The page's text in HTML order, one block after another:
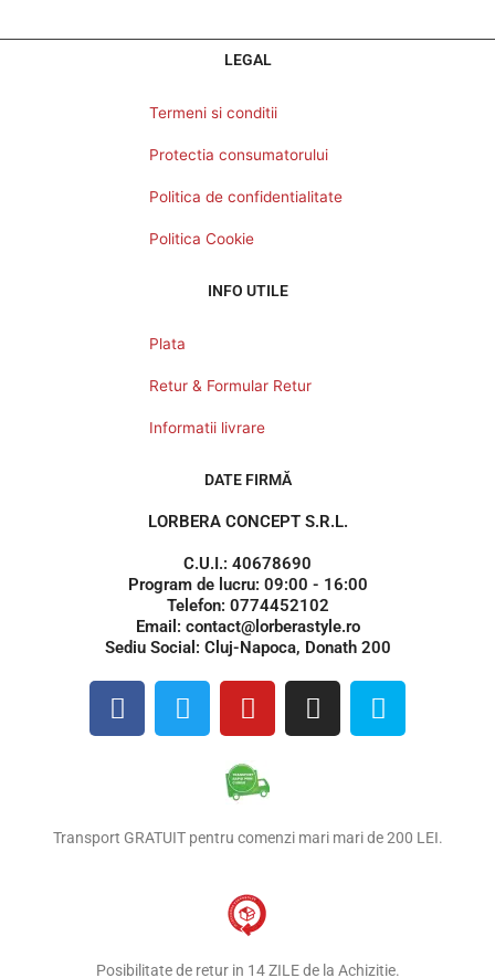
LEGAL
Termeni si conditii
Protectia consumatorului
Politica de confidentialitate
Politica Cookie
INFO UTILE
Plata
Retur & Formular Retur
Informatii livrare
DATE FIRMĂ
LORBERA CONCEPT S.R.L.
C.U.I.: 40678690
Program de lucru: 09:00 - 16:00
Telefon: 0774452102
Email: contact@lorberastyle.ro
Sediu Social: Cluj-Napoca, Donath 200
F
a
o
T
w
e
Y
o
t
u
b
I
n
g
S
k
Transport GRATUIT pentru comenzi mari mari de 200 LEI.
Posibilitate de retur in 14 ZILE de la Achizitie.